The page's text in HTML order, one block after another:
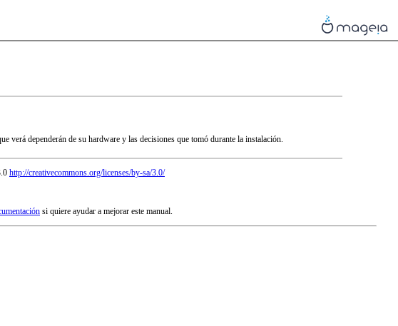
verá dependerán de su hardware y las decisiones que tomó durante la instalación.
http://creativecommons.org/licenses/by-sa/3.0/
si quiere ayudar a mejorar este manual.